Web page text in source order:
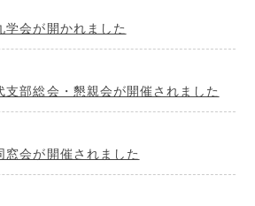
学会が開かれました
支部総会・懇親会が開催されました
窓会が開催されました